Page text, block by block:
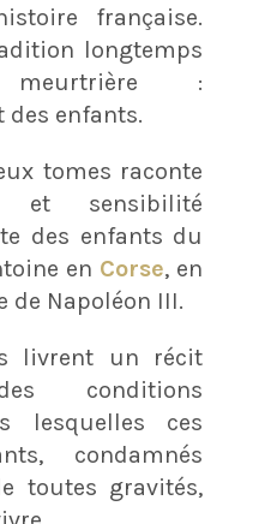
française.
longtemps
:
des enfants.
tomes raconte
et sensibilité
des enfants du
en Corse, en
de Napoléon III.
livrent un récit
conditions
lesquelles ces
condamnés
toutes gravités,